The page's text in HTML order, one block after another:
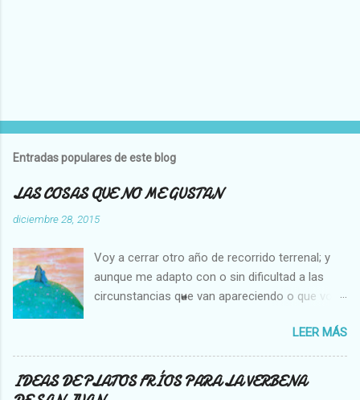
l
c
a
r
n
c
o
m
e
n
r
i
o
Entradas populares de este blog
LAS COSAS QUE NO ME GUSTAN
diciembre 28, 2015
Voy a cerrar otro año de recorrido terrenal; y
aunque me adapto con o sin dificultad a las
circunstancias que van apareciendo o que voy
es decir que para mi son inamovibles, y os voy
a contar cuales son: NO ME GUSTA VER A UNA
MOSCA O UNA ABEJA DENTRO DE MI CASA, Y
NO SOPORTO MATARLAS. NO ME GUSTA QUE
LEER MÁS
IDEAS DE PLATOS FRÍOS PARA LA VERBENA